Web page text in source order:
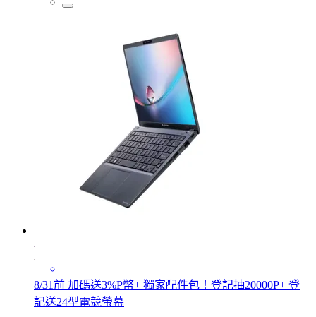
8/31前 加碼送3%P幣+ 獨家配件包！登記抽20000P+ 登
記送24型電競螢幕